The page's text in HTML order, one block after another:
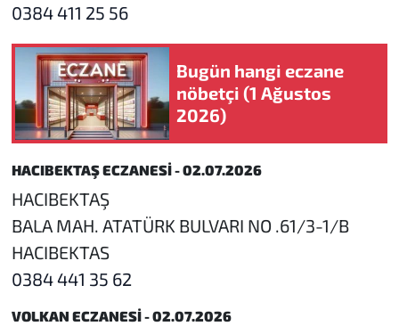
0384 411 25 56
Bugün hangi eczane
nöbetçi (1 Ağustos
2026)
HACIBEKTAŞ ECZANESİ - 02.07.2026
HACIBEKTAŞ
BALA MAH. ATATÜRK BULVARI NO .61/3-1/B
HACIBEKTAS
0384 441 35 62
VOLKAN ECZANESİ - 02.07.2026